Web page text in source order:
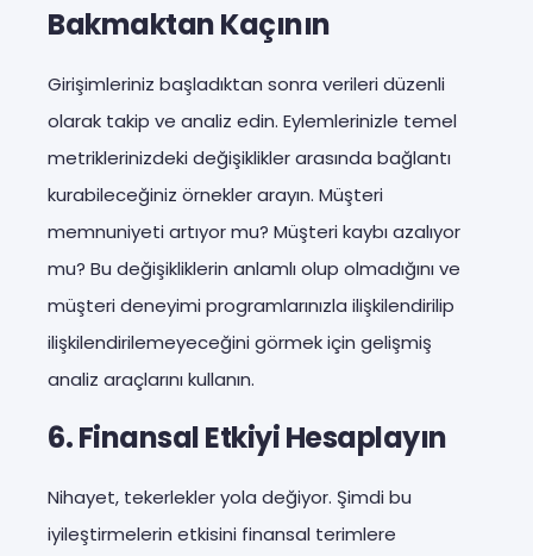
Bakmaktan Kaçının
Girişimleriniz başladıktan sonra verileri düzenli
olarak takip ve analiz edin. Eylemlerinizle temel
metriklerinizdeki değişiklikler arasında bağlantı
kurabileceğiniz örnekler arayın. Müşteri
memnuniyeti artıyor mu? Müşteri kaybı azalıyor
mu? Bu değişikliklerin anlamlı olup olmadığını ve
müşteri deneyimi programlarınızla ilişkilendirilip
ilişkilendirilemeyeceğini görmek için gelişmiş
analiz araçlarını kullanın.
6. Finansal Etkiyi Hesaplayın
Nihayet, tekerlekler yola değiyor. Şimdi bu
iyileştirmelerin etkisini finansal terimlere